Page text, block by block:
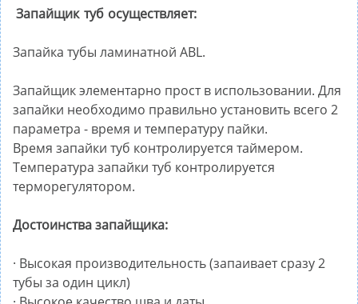
Запайщик туб осуществляет:
Запайка тубы ламинатной ABL.
Запайщик элементарно прост в использовании. Для
запайки необходимо правильно установить всего 2
параметра - время и температуру пайки.
Время запайки туб контролируется таймером.
Температура запайки туб контролируется
терморегулятором.
Достоинства запайщика:
· Высокая производительность (запаивает сразу 2
тубы за один цикл)